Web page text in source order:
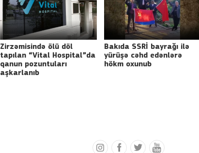
Zirzəmisində ölü döl
tapılan “Vital Hospital”da
qanun pozuntuları
aşkarlanıb
Bakıda SSRİ bayrağı ilə
yürüşə cəhd edənlərə
hökm oxunub